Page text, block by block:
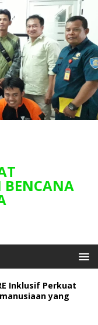
BENCANA
Inklusif Perkuat
yang